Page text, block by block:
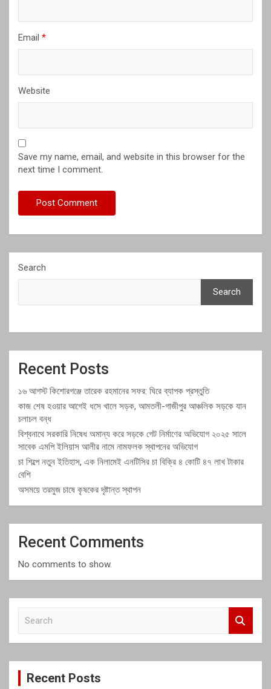
Email *
Website
Save my name, email, and website in this browser for the
next time I comment.
Search
Search
Recent Posts
১৬ আগস্ট কিশোরগঞ্জে তারেক রহমানের সফর: ঘিরে ব্যাপক প্রস্তুতি
কাজ শেষ হওয়ার আগেই ধসে খালে সড়ক, আমতলী-গাজীপুর আঞ্চলিক সড়কে যান
চলাচল বন্ধ
বিশ্বনাথে সরকারি নিষেধ অমান্য করে সড়কে গেট নির্মাণের অভিযোগ ২০২৫ সালে
সাবেক এমপি ইলিয়াস আলীর নামে নামফলক স্থাপনের অভিযোগ
চা শিল্পে নতুন ইতিহাস, এক নিলামেই এনটিসির চা বিক্রি ৪ কোটি ৪৭ লাখ টাকার
বেশি
অসময়ে তরমুজ চাষে কৃষকের দৃষ্টান্ত স্থাপন
Recent Comments
No comments to show.
c
Recent Posts